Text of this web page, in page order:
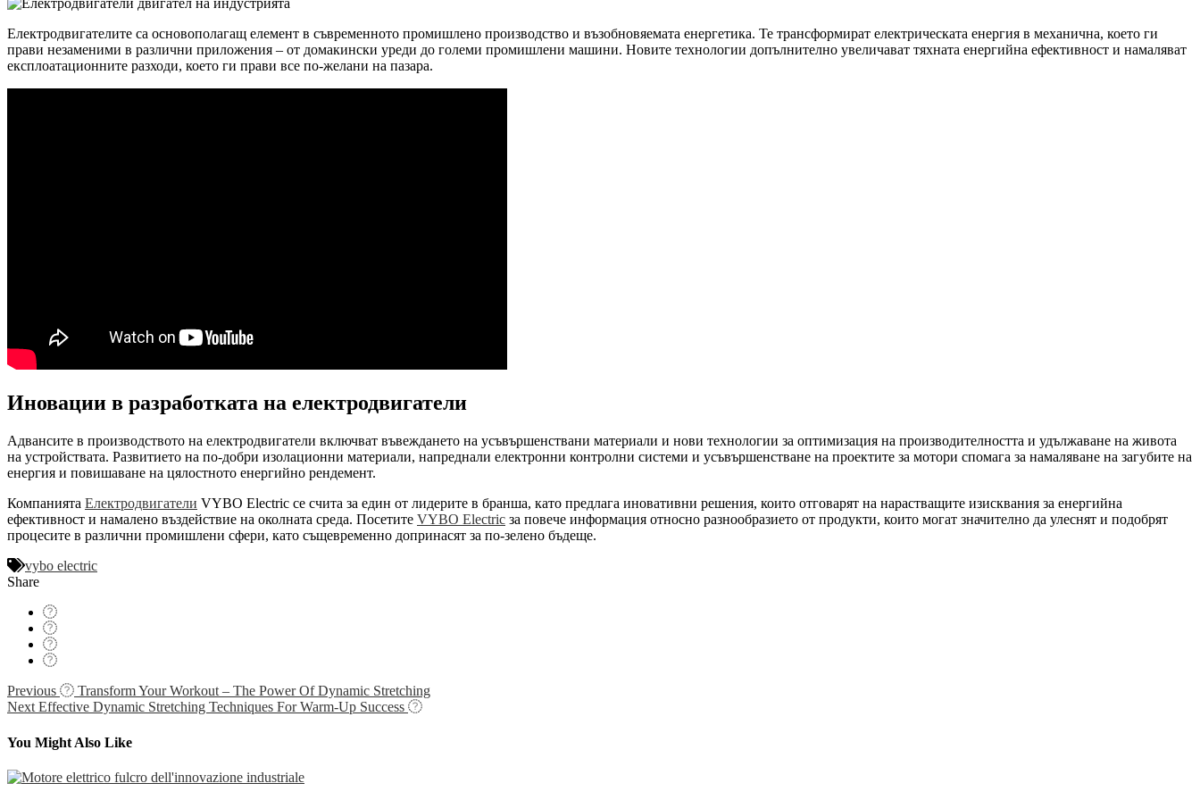
Електродвигателите са основополагащ елемент в съвременното промишлено производство и възобновяемата енергетика. Те трансформират електрическата енергия в механична, което ги
прави незаменими в различни приложения – от домакински уреди до големи промишлени машини. Новите технологии допълнително увеличават тяхната енергийна ефективност и намаляват
експлоатационните разходи, което ги прави все по-желани на пазара.
Иновации в разработката на електродвигатели
Адвансите в производството на електродвигатели включват въвеждането на усъвършенствани материали и нови технологии за оптимизация на производителността и удължаване на живота
на устройствата. Развитието на по-добри изолационни материали, напреднали електронни контролни системи и усъвършенстване на проектите за мотори спомага за намаляване на загубите на
енергия и повишаване на цялостното енергийно рендемент.
Компанията Електродвигатели VYBO Electric се счита за един от лидерите в бранша, като предлага иновативни решения, които отговарят на нарастващите изисквания за енергийна
ефективност и намалено въздействие на околната среда. Посетите VYBO Electric за повече информация относно разнообразието от продукти, които могат значително да улеснят и подобрят
процесите в различни промишлени сфери, като същевременно допринасят за по-зелено бъдеще.
vybo electric
Share
Navigácia
v
článku
Previous
Transform Your Workout – The Power Of Dynamic Stretching
Next Effective Dynamic Stretching Techniques For Warm-Up Success
You Might Also Like